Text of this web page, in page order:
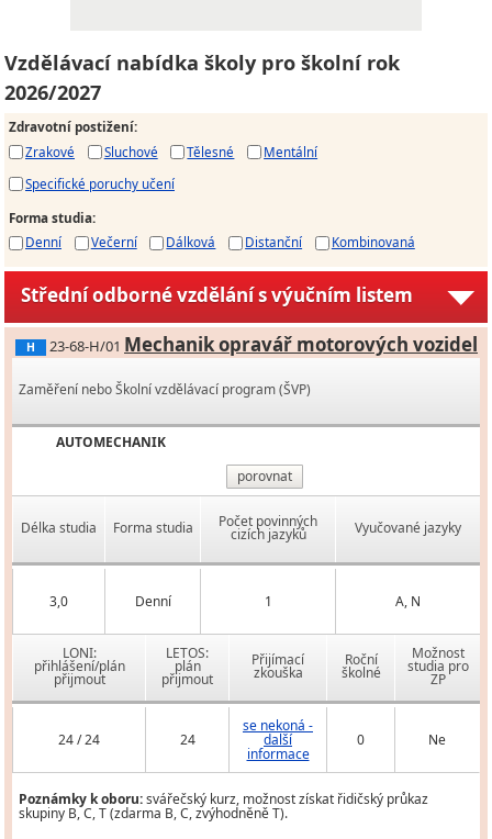
Vzdělávací nabídka školy pro školní rok
2026/2027
Zdravotní postižení:
Zrakové
Sluchové Tělesné
Mentální
Specifické poruchy učení
Forma studia:
Denní
Večerní Dálková Distanční Kombinovaná
Střední odborné vzdělání s výučním listem
H 23-68-H/01 Mechanik opravář motorových vozidel
Zaměření nebo Školní vzdělávací program (ŠVP)
AUTOMECHANIK
porovnat
Délka studia Forma studia Počet povinných
cizích jazyků Vyučované jazyky
3,0 Denní 1 A, N
LONI:
přihlášení/plán
přijmout
LETOS:
plán
přijmout
Přijímací
zkouška
Roční
školné
Možnost
studia pro
ZP
24 / 24 24
se nekoná -
další
informace
0 Ne
Poznámky k oboru:svářečský kurz, možnost získat řidičský průkaz
skupiny B, C, T (zdarma B, C, zvýhodněně T).